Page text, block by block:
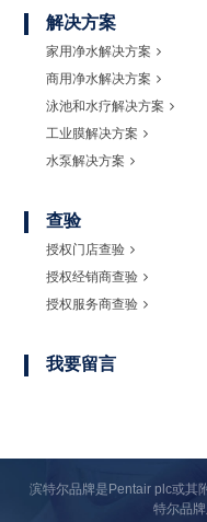
解决方案
家用净水解决方案
商用净水解决方案
泳池和水疗解决方案
工业膜解决方案
水泵解决方案
查验
授权门店查验
授权经销商查验
授权服务商查验
我要留言
滨特尔品牌是Pentair plc或其
特尔品牌